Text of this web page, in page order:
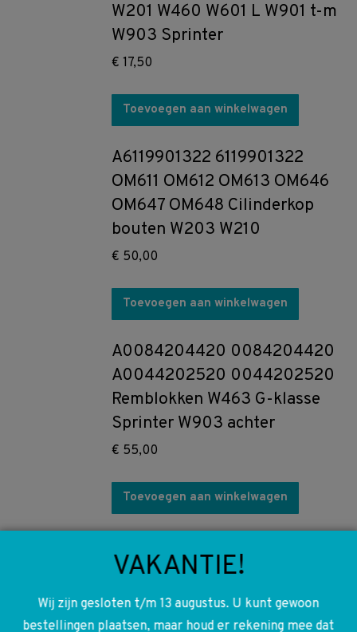
W201 W460 W601 L W901 t-m
W903 Sprinter
€ 17,50
Toevoegen aan winkelwagen
A6119901322 6119901322
OM611 OM612 OM613 OM646
OM647 OM648 Cilinderkop
bouten W203 W210
€ 50,00
Toevoegen aan winkelwagen
A0084204420 0084204420
A0044202520 0044202520
Remblokken W463 G-klasse
Sprinter W903 achter
€ 55,00
Toevoegen aan winkelwagen
A0002303165 0002303165
OM601 OM602 OM603
OM605 OM606 Onderdruk
VAKANTIE!
Wij zijn gesloten t/m 13 augustus. U kunt gewoon
bestellingen plaatsen, maar houd er rekening mee dat